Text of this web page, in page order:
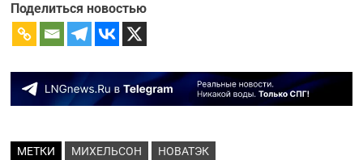
Поделиться новостью
МЕТКИ МИХЕЛЬСОН НОВАТЭК